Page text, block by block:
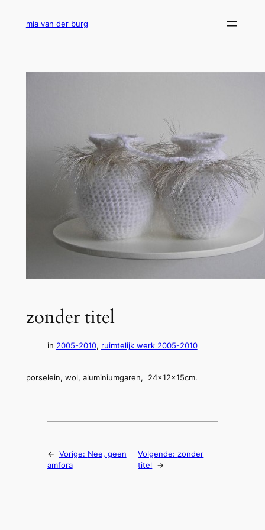
mia van der burg
zonder titel
in 2005-2010, ruimtelijk werk 2005-2010
porselein, wol, aluminiumgaren, 24x12x15cm.
← Vorige: Nee, geen
amfora
Volgende:zonder
titel
→